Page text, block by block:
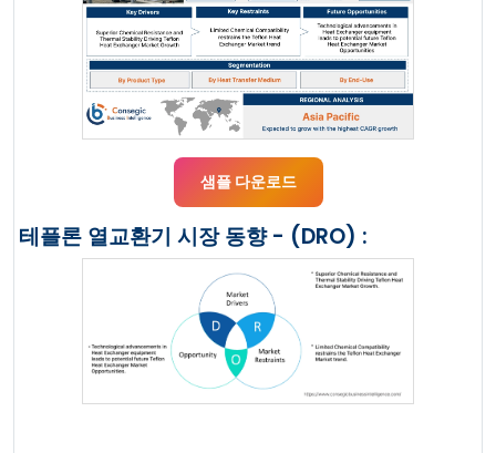
샘플 다운로드
테플론 열교환기 시장 동향 - (DRO) :